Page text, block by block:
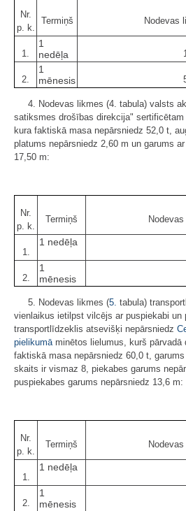
Nr.
p. k.
Termiņš Nodevas
1.
1
nedēļa
2.
1
mēnesis
4. Nodevas likmes (4. tabula) valsts
satiksmes drošības direkcija"
kura faktiskā masa nepārsniedz 52,0 t,
platums nepārsniedz 2,60 m un garums
17,50 m:
Nr.
p. k.
Termiņš
1.
1 nedēļa
2.
1
mēnesis
5. Nodevas likmes (5. tabula)
vienlaikus ietilpst vilcējs ar puspiekabi un
transportlīdzeklis atsevišķi nepārsniedz
pielikumāminētos lielumus, kurš pārvadā
faktiskā masa nepārsniedz 60,0 t,
skaits ir vismaz 8, piekabes garums
puspiekabes garums nepārsniedz 13,6 m:
Nr.
p. k.
Termiņš
1.
1 nedēļa
2.
1
mēnesis